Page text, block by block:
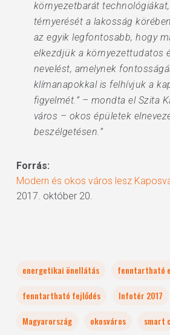
környezetbarát
térnyerését a lakosság
az egyik legfontosabb, hogy
elkezdjük a környezettudatos
nevelést, amelynek
klímanapokkal is felhívjuk a
figyelmét.” – mondta el Szita
város – okos épületek
beszélgetésen.”
Forrás:
Modern és okos város lesz
2017. október 20.
energetikai önellátás
fenntartható
fenntartható fejlődés
Infotér 2017
Magyarország
okosváros
smart